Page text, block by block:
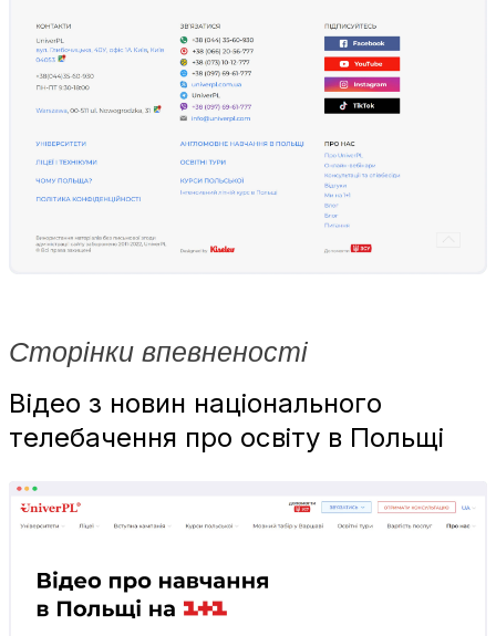
Сторінки впевненості
Відео з новин національного
телебачення про освіту в Польщі